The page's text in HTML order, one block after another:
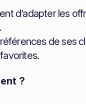
d’adapter les
de ses
?